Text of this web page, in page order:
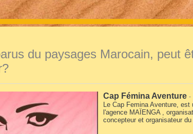
du paysages Marocain, peut
Cap Fémina Aventure -
Le Cap Femina Aventure,
l'agence MAÏENGA ,
concepteur et organisateur